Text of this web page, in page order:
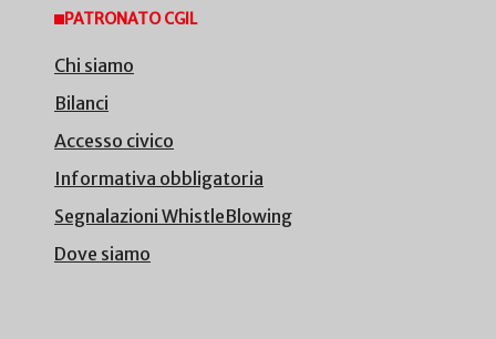
PATRONATO CGIL
Chi siamo
Bilanci
Accesso civico
Informativa obbligatoria
Segnalazioni WhistleBlowing
Dove siamo